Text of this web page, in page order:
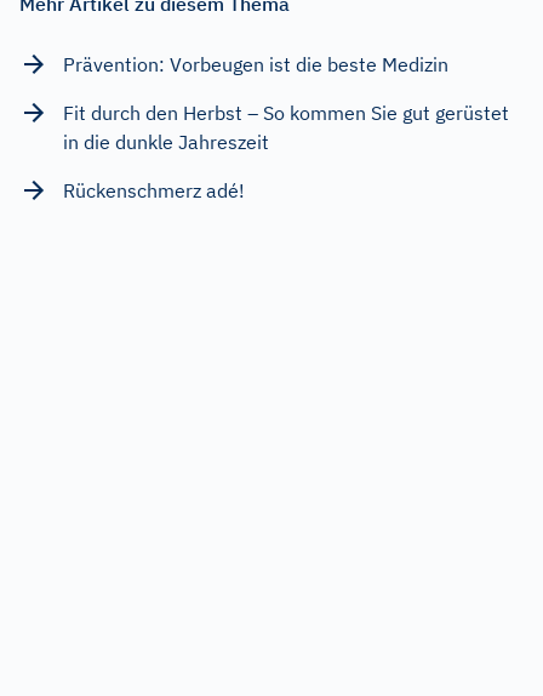
Prävention: Vorbeugen ist die beste Medizin
Fit durch den Herbst – So kommen Sie gut gerüstet
in die dunkle Jahreszeit
Rückenschmerz adé!